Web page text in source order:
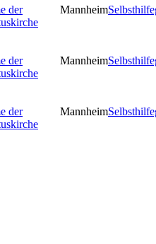
der
Mannheim
der
Mannheim
der
Mannheim